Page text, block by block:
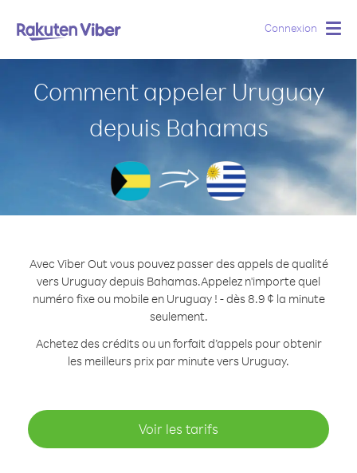
Connexion
Comment appeler Uruguay
depuis Bahamas
Avec Viber Out vous pouvez passer des appels de qualité
vers Uruguay depuis Bahamas.Appelez n'importe quel
numéro fixe ou mobile en Uruguay ! - dès 8.9 ¢ la minute
seulement.
Achetez des crédits ou un forfait d’appels pour obtenir
les meilleurs prix par minute vers Uruguay.
Voir les tarifs